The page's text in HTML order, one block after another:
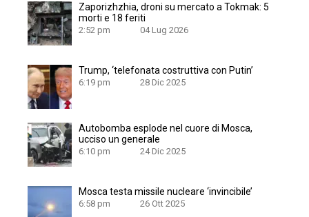
Zaporizhzhia, droni su mercato a Tokmak: 5
morti e 18 feriti
2:52 pm 04 Lug 2026
Trump, ‘telefonata costruttiva con Putin’
6:19 pm 28 Dic 2025
Autobomba esplode nel cuore di Mosca,
ucciso un generale
6:10 pm 24 Dic 2025
Mosca testa missile nucleare ‘invincibile’
6:58 pm 26 Ott 2025